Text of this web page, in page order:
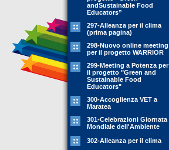
andSustainable Food
Educators”
297-Alleanza per il clima
(prima pagina)
298-Nuovo online meeting
per il progetto WARRIOR
299-Meeting a Potenza per
il progetto "Green and
Sustainable Food
Educators"
300-Accoglienza VET a
Maratea
301-Celebrazioni Giornata
Mondiale dell'Ambiente
302-Alleanza per il clima